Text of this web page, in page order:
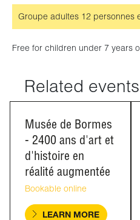
Groupe adultes 12 personnes
Free for children under 7 years
Related events
Musée de Bormes
- 2400 ans d'art et
d'histoire en
réalité augmentée
Bookable online
LEARN MORE